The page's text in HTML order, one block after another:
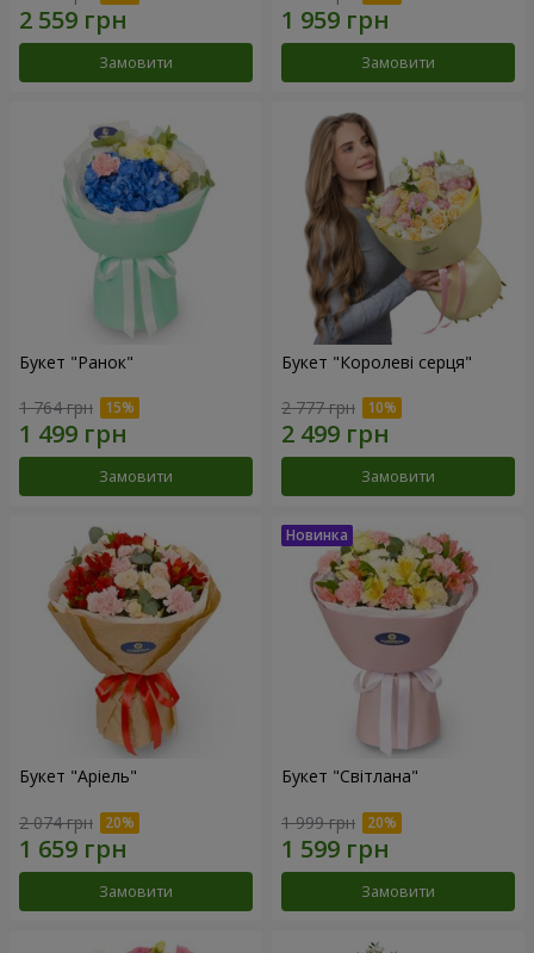
Замовити Замовити
Букет "Ранок"
1 764 грн
Замовити
Букет "Королеві серця"
2 777 грн
Замовити
Букет "Аріель"
2 074 грн
Замовити
Букет "Світлана"
1 999 грн
Замовити